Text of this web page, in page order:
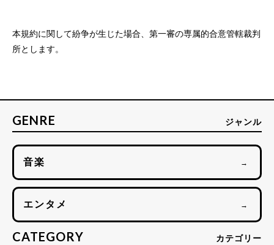
本規約に関して紛争が生じた場合、第一審の専属的合意管轄裁判
所とします。
GENRE ジャンル
音楽 →
エンタメ →
CATEGORY カテゴリー